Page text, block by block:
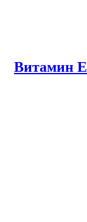
Витамин Е